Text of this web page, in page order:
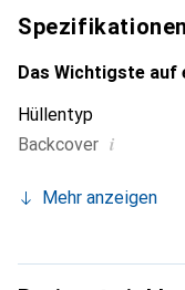
die Marke Noreve
anspruchsvolle
Spezifikationen
Das Wichtigste auf
Hüllentyp
Backcover i
Mehr anzeigen